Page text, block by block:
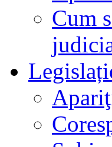
Cum